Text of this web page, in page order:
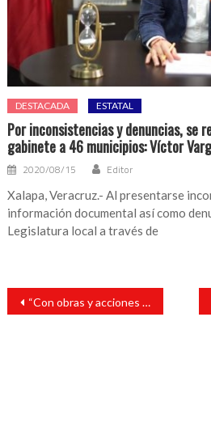
DESTACADA ESTATAL
Por inconsistencias y denuncias, se
gabinete a 46 municipios: Víctor
2020/08/15 Editor
Xalapa, Veracruz.- Al presentarse
información documental así como
Legislatura local a través de
Navegación
entradas
“Con obras y acciones efectivas sacamos del rezago a Abrevadero”: Tavo Pérez